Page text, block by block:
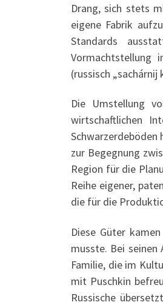
Drang, sich stets
eigene Fabrik
Standards
Vormachtstellung
(russisch
Die Umstellung
wirtschaftlichen
Schwarzerdeböden
zur Begegnung
Region für die
Reihe eigener,
die für die
Diese Güter
musste. Bei
Familie, die im
mit Puschkin
Russische